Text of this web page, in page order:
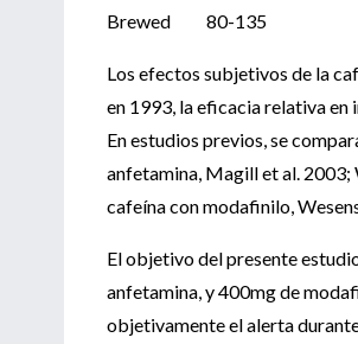
Brewed 80-135
Los efectos subjetivos de la
en 1993, la eficacia relativa en
En estudios previos, se
anfetamina, Magill et al. 2003;
cafeína con modafinilo,
El objetivo del presente
anfetamina, y 400mg de
objetivamente el alerta